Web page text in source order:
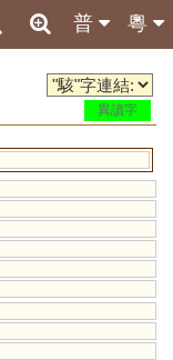
粵
普
異讀字